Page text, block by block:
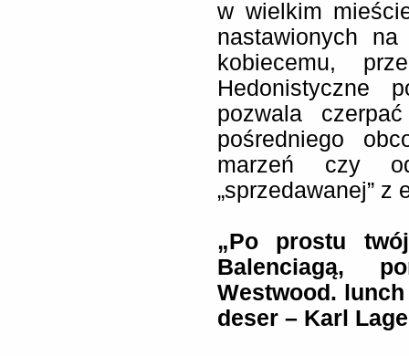
w wielkim
nastawionych na
kobiecemu,
Hedonistyczne
pozwala
pośredniego
marzeń czy
„sprzedawanej” z
„Po prostu
Balenciagą,
Westwood.
deser – Karl